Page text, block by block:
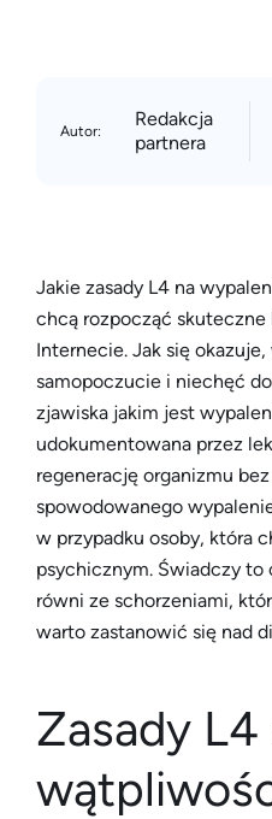
Autor:
Redakcja
partnera
Jakie zasady L4 na
chcą rozpocząć
Internecie. Jak się
samopoczucie i niechęć
zjawiska jakim jest
udokumentowana przez
regenerację organizmu
spowodowanego
w przypadku osoby, która
psychicznym. Świadczy
równi ze schorzeniami,
warto zastanowić się nad
Zasady